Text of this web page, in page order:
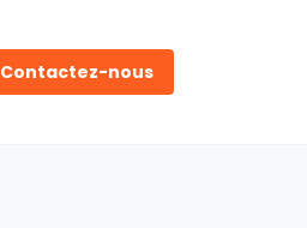
Contactez-nous